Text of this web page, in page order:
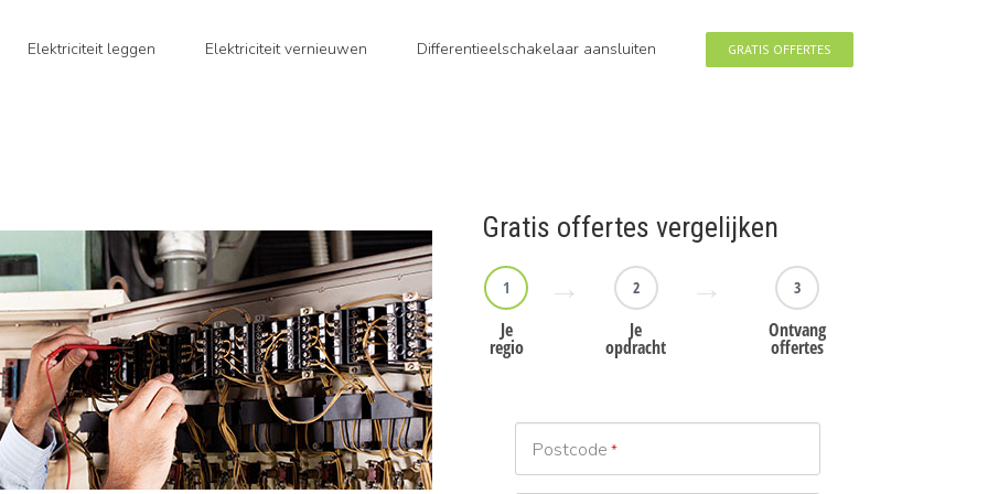
Elektriciteit leggen Elektriciteit vernieuwen Differentieelschakelaar aansluiten GRATIS OFFERTES
Gratis offertes vergelijken
1
Je
regio
2
Je
opdracht
3
Ontvang
offertes
Postcode *